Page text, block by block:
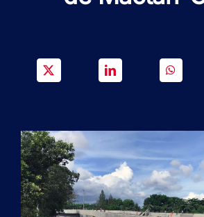
CONTACT
NOS PAYS